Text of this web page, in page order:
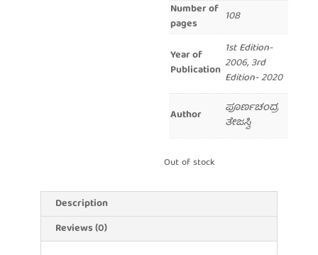
Number of
pages
108
Year of
Publication
1st Edition-
2006, 3rd
Edition- 2020
Author
ಪೂರ್ಣಚಂದ್ರ
ತೇಜಸ್ವಿ
Out of stock
Description
Reviews (0)